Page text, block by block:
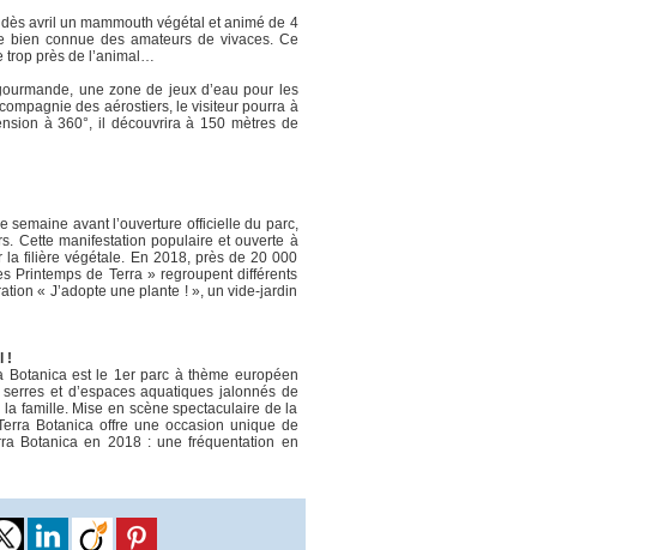
avril un mammouth végétal et animé de 4
connue des amateurs de vivaces. Ce
trop près de l’animal…
une zone de jeux d’eau pour les
des aérostiers, le visiteur pourra à
à 360°, il découvrira à 150 mètres de
semaine avant l’ouverture officielle du parc,
Cette manifestation populaire et ouverte à
la filière végétale. En 2018, près de 20 000
Printemps de Terra » regroupent différents
« J’adopte une plante ! », un vide-jardin
!
Botanica est le 1er parc à thème européen
et d’espaces aquatiques jalonnés de
famille. Mise en scène spectaculaire de la
Botanica offre une occasion unique de
Botanica en 2018 : une fréquentation en